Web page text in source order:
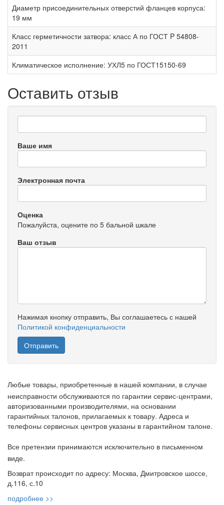
Диаметр присоединительных отверстий фланцев корпуса:
19 мм
Класс герметичности затвора: класс А по ГОСТ P 54808-
2011
Климатическое исполнение: УХЛ5 по ГОСТ15150-69
Оставить отзыв
Ваше имя
Электронная почта
Оценка
Пожалуйста, оцените по 5 бальной шкале
Ваш отзыв
Нажимая кнопку отправить, Вы соглашаетесь с нашей
Политикой конфиденциальности
Любые товары, приобретенные в нашей компании, в случае
неисправности обслуживаются по гарантии сервис-центрами,
авторизованными производителями, на основании
гарантийных талонов, прилагаемых к товару. Адреса и
телефоны сервисных центров указаны в гарантийном талоне.
Все претензии принимаются исключительно в письменном
виде.
Возврат происходит по адресу: Москва, Дмитровское шоссе,
д.116, с.10
подробнее >>